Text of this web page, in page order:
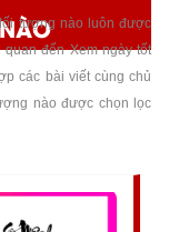
tượng nào luôn được
đến Xem ngày tốt
các bài viết cùng chủ
nào được chọn lọc